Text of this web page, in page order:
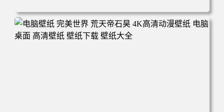
电脑壁纸 动漫 无限 罗小黑 罗小黑战记 罗小黑战记2 风息
鹿野师姐 电脑桌面 高清壁纸 壁纸下载 壁纸大全